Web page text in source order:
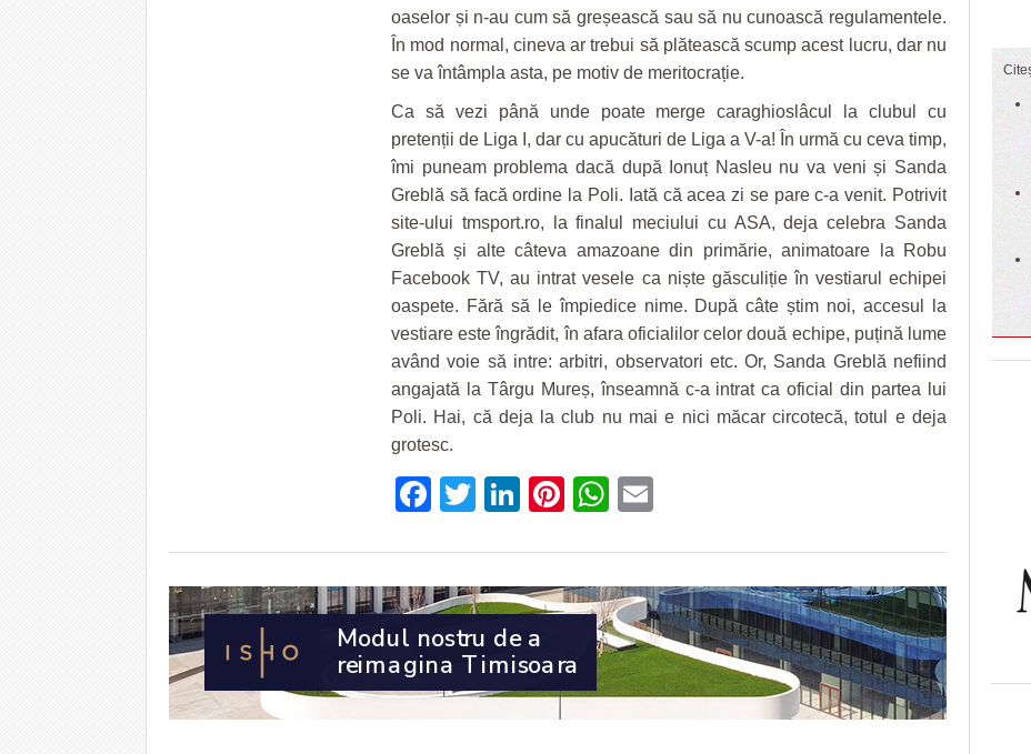
oaselor și n-au cum să greșească sau să nu cunoască regulamentele.
În mod normal, cineva ar trebui să plătească scump acest lucru, dar nu
se va întâmpla asta, pe motiv de meritocrație.
Ca să vezi până unde poate merge caraghioslâcul la clubul cu
pretenții de Liga I, dar cu apucături de Liga a V-a! În urmă cu ceva timp,
îmi puneam problema dacă după Ionuț Nasleu nu va veni și Sanda
Greblă să facă ordine la Poli. Iată că acea zi se pare c-a venit. Potrivit
site-ului tmsport.ro, la finalul meciului cu ASA, deja celebra Sanda
Greblă și alte câteva amazoane din primărie, animatoare la Robu
Facebook TV, au intrat vesele ca niște găsculiție în vestiarul echipei
oaspete. Fără să le împiedice nime. După câte știm noi, accesul la
vestiare este îngrădit, în afara oficialilor celor două echipe, puțină lume
având voie să intre: arbitri, observatori etc. Or, Sanda Greblă nefiind
angajată la Târgu Mureș, înseamnă c-a intrat ca oficial din partea lui
Poli. Hai, că deja la club nu mai e nici măcar circotecă, totul e deja
grotesc.
Facebook
Twitter
LinkedIn
Pinterest
WhatsApp